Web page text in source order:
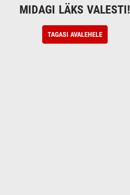
MIDAGI LÄKS VALESTI!
TAGASI AVALEHELE